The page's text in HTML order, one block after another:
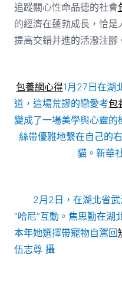
追蹤關心性命品德的社會
的經濟在蓬勃成長，恰
提高交錯并進的活潑注腳
包養網心得1月27日在湖
道，這場荒謬的戀愛考包
變成了一場美學與心靈的
絲帶優雅地繫在自己的
貓。新華
2月2日，在湖北省
“哈尼”互動。焦思勤在湖
本年她選擇帶寵物自駕回
伍志尊 攝